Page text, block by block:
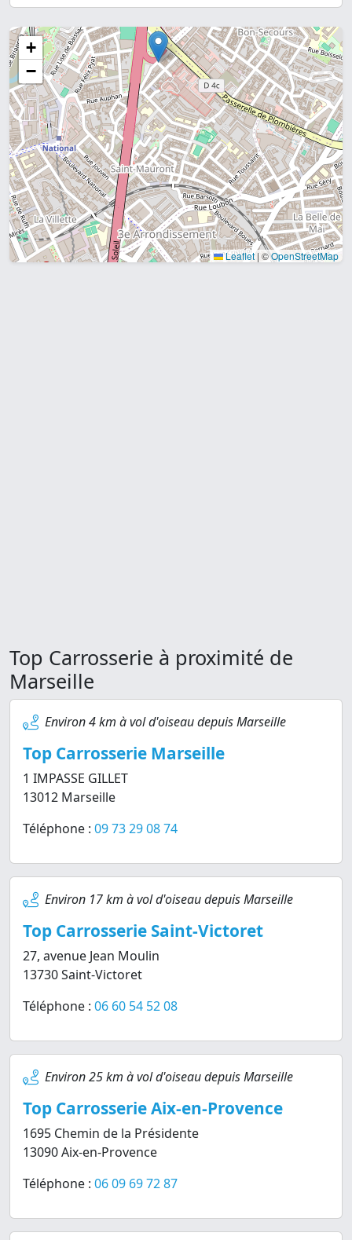
+
−
Leaflet | ©OpenStreetMap
Top Carrosserie à proximité de
Marseille
Environ 4 km à vol d'oiseau depuis Marseille
Top Carrosserie Marseille
1 IMPASSE GILLET
13012 Marseille
Téléphone : 09 73 29 08 74
Environ 17 km à vol d'oiseau depuis Marseille
Top Carrosserie Saint-Victoret
27, avenue Jean Moulin
13730 Saint-Victoret
Téléphone : 06 60 54 52 08
Environ 25 km à vol d'oiseau depuis Marseille
Top Carrosserie Aix-en-Provence
1695 Chemin de la Présidente
13090 Aix-en-Provence
Téléphone : 06 09 69 72 87